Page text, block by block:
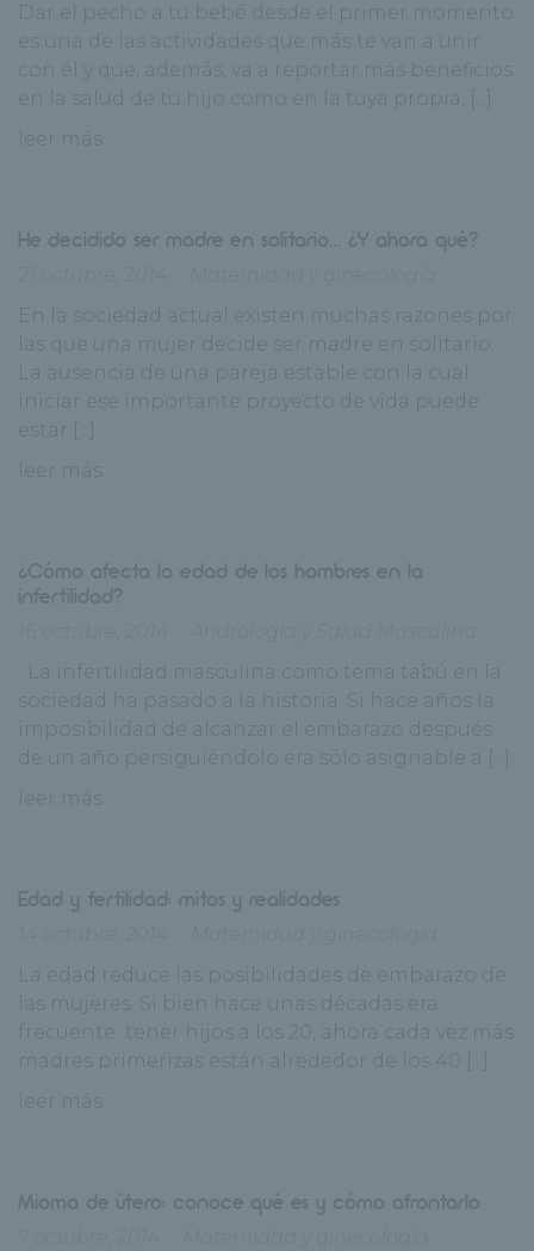
Dar el pecho a tu bebé desde el primer momento
es una de las actividades que más te van a unir
con él y que, además, va a reportar más beneficios
en la salud de tu hijo como en la tuya propia, [...]
leer más
He decidido ser madre en solitario… ¿Y ahora qué?
En la sociedad actual existen muchas razones por
las que una mujer decide ser madre en solitario.
La ausencia de una pareja estable con la cual
iniciar ese importante proyecto de vida puede
estar [...]
leer más
¿Cómo afecta la edad de los hombres en la
infertilidad?
La infertilidad masculina como tema tabú en la
sociedad ha pasado a la historia. Si hace años la
imposibilidad de alcanzar el embarazo después
de un año persiguiéndolo era sólo asignable a [...]
leer más
Edad y fertilidad: mitos y realidades
La edad reduce las posibilidades de embarazo de
las mujeres. Si bien hace unas décadas era
frecuente tener hijos a los 20, ahora cada vez más
madres primerizas están alrededor de los 40 [...]
leer más
Mioma de útero: conoce qué es y cómo afrontarlo